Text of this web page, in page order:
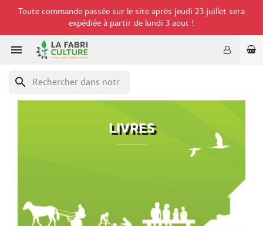
Toute commande passée sur le site après jeudi 23 juillet sera
expédiée à partir de lundi 3 aout !

search
LIVRES